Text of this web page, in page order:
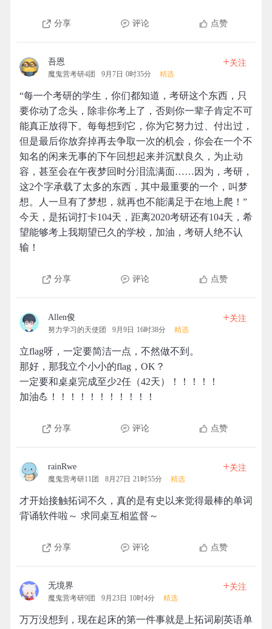
分享 评论 点赞
吾恩
魔鬼营考研4团 9月7日 0时35分 精选
+关注
“每一个考研的学生，你们都知道，考研这个东西，只
要你动了念头，除非你考上了，否则你一辈子肯定不可
能真正放得下。每每想到它，你为它努力过、付出过，
但是最后你放弃掉再去争取一次的机会，你会在一个不
知名的闲来无事的下午回想起来并沉默良久，为止动
容，甚至会在午夜梦回时分泪流满面……因为，考研，
这2个字承载了太多的东西，其中最重要的一个，叫梦
想。人一旦有了梦想，就再也不能满足于在地上爬！”
今天，是拓词打卡104天，距离2020考研还有104天，希
望能够考上我期望已久的学校，加油，考研人绝不认
输！
分享 评论 点赞
Allen俊
努力学习的天使团 9月9日 16时38分 精选
+关注
立flag呀，一定要简洁一点，不然做不到。
那好，那我立个小小的flag，OK？
一定要和桌桌完成至少2任（42天）！！！！！
加油💪！！！！！！！！！！！
分享 评论 点赞
rainRwe
魔鬼营考研11团 8月27日 21时55分 精选
+关注
才开始接触拓词不久，真的是有史以来觉得最棒的单词
背诵软件啦～ 求同桌互相监督～
分享 评论 点赞
无境界
魔鬼营考研9团 9月23日 10时4分 精选
+关注
万万没想到，现在起床的第一件事就是上拓词刷英语单